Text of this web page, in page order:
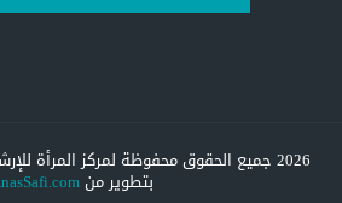
2026 جميع الحقوق محفوظة لمركز المرأة
بتطوير من